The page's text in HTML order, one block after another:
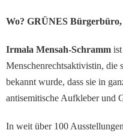
Wo? GRÜNES
Irmala Mensah-Schramm
Menschenrechtsaktivistin, die
bekannt wurde, dass sie in
antisemitische Aufkleber und
In weit über 100